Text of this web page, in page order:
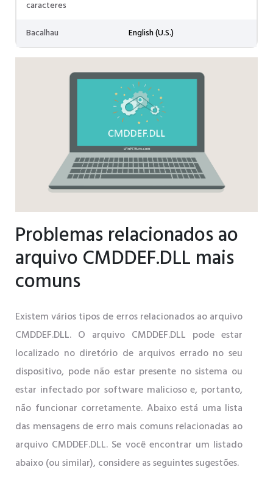
caracteres
Bacalhau
English (U.S.)
Problemas relacionados ao
arquivo CMDDEF.DLL mais
comuns
Existem vários tipos de erros relacionados ao arquivo
CMDDEF.DLL. O arquivo CMDDEF.DLL pode estar
localizado no diretório de arquivos errado no seu
dispositivo, pode não estar presente no sistema ou
estar infectado por software malicioso e, portanto,
não funcionar corretamente. Abaixo está uma lista
das mensagens de erro mais comuns relacionadas ao
arquivo CMDDEF.DLL. Se você encontrar um listado
abaixo (ou similar), considere as seguintes sugestões.